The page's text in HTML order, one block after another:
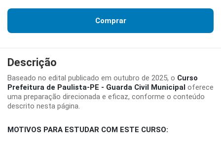
Comprar
Descrição
Baseado no edital publicado em outubro de 2025, o Curso
Prefeitura de Paulista-PE - Guarda Civil Municipal oferece
uma preparação direcionada e eficaz, conforme o conteúdo
descrito nesta página.
MOTIVOS PARA ESTUDAR COM ESTE CURSO: